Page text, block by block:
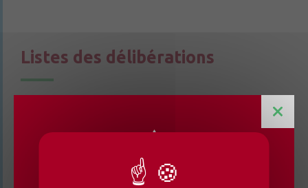
Listes des délibérations